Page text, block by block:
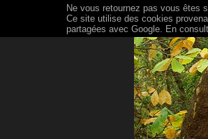
Ne vous retournez pas vous êtes
Ce site utilise des cookies
partagées avec Google. En